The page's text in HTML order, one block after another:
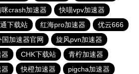
咪crash加速器
快喵vpv加速器
下载站 红海pro加速器
优云666
国加速器官网
旋风pvn加速器
CHK下载站
青柠加速器
快橙加速器
pigcha加速器